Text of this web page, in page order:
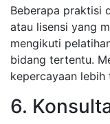
Beberapa praktisi
atau lisensi yang
mengikuti
bidang tertentu.
kepercayaan lebih
6.